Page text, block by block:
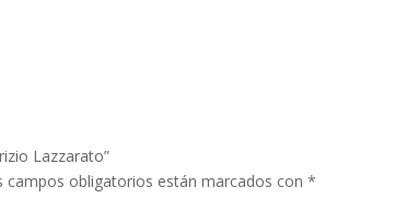
Lazzarato”
campos obligatorios están marcados con*